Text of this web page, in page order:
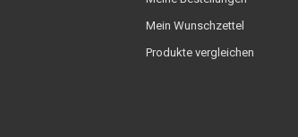
Mein Wunschzettel
Produkte vergleichen